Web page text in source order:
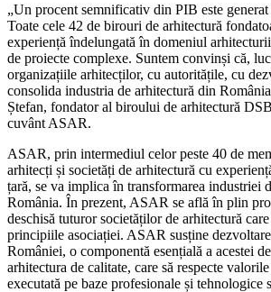
„Un procent semnificativ din PIB este generat
Toate cele 42 de birouri de arhitectură
experiență îndelungată în domeniul
de proiecte complexe. Suntem convinși că,
organizațiile arhitecților, cu autoritățile, cu
consolida industria de arhitectură din
Ștefan, fondator al biroului de arhitectură
cuvânt ASAR.
ASAR, prin intermediul celor peste 40 de
arhitecți și societăți de arhitectură cu
țară, se va implica în transformarea industriei
România. În prezent, ASAR se află în plin
deschisă tuturor societăților de arhitectură
principiile asociației. ASAR susține
României, o componentă esențială a acestei
arhitectura de calitate, care să respecte
executată pe baze profesionale și tehnologice